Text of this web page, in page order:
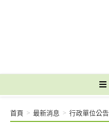
首頁 > 最新消息 > 行政單位公告